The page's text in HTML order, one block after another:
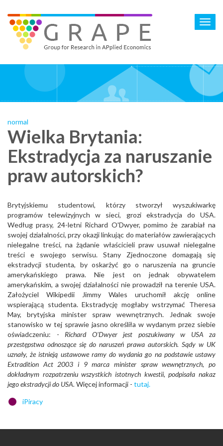
main
content
normal
Wielka Brytania:
Ekstradycja za naruszanie
praw autorskich?
Brytyjskiemu studentowi, którzy stworzył wyszukiwarkę
programów telewizyjnych w sieci, grozi ekstradycja do USA.
Według prasy, 24-letni Richard O'Dwyer, pomimo że zarabiał na
swojej działalności, przy okazji linkując do materiałów zawierających
nielegalne treści, na żądanie właścicieli praw usuwał nielegalne
treści e swojego serwisu. Stany Zjednoczone domagają się
ekstradycji studenta, by oskarżyć go o naruszenia na gruncie
amerykańskiego prawa. Nie jest on jednak obywatelem
amerykańskim, a swojej działalności nie prowadził na terenie USA.
Założyciel Wikipedii Jimmy Wales uruchomił akcję online
wspierającą studenta. Ekstradycję mogłaby wstrzymać Theresa
May, brytyjska minister spraw wewnętrznych. Jednak swoje
stanowisko w tej sprawie jasno określiła w wydanym przez siebie
oświadczeniu: - Richard O'Dwyer jest poszukiwany w USA za
przestępstwa odnoszące się do naruszeń prawa autorskich. Sądy w UK
uznały, że istnieją ustawowe ramy do wydania go na podstawie ustawy
Extradition Act 2003 i 9 marca minister spraw wewnętrznych, po
dokładnym rozpatrzeniu wszystkich istotnych kwestii, podpisała nakaz
jego ekstradycji do USA. Więcej informacji - tutaj.
iPiracy